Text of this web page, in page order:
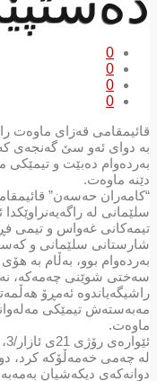
0
0
0
0
قائیمقامی قەزای ماوەت
بە دوای ئەو سێ گەنجەی
بەردەوام دەبێت و تیمێکی
دێنە ماوەت.
“کامەران حەسەن”
سلێمانی لە
تیمەکانی غەواس و تیمی
شارستانی سلێمانی و
بەردەوام بوو، بەڵام بە
سەختی شوێنی چەمەکە،
راشیگەیاندوە ئەمڕۆ
مەبەستەش تیمێکی
ماوەت.
لە چەمی خەمەڵۆکە کرد،
دوانەکەی دیکەشیان